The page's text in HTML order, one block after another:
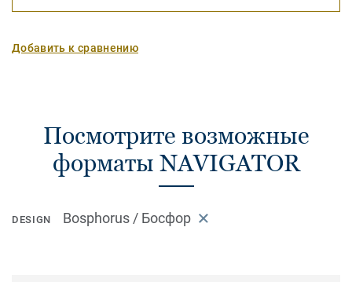
Добавить к сравнению
Посмотрите возможные
форматы NAVIGATOR
DESIGN Bosphorus / Босфор